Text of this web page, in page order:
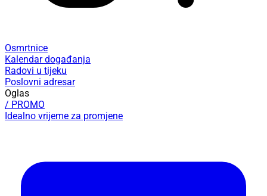
Osmrtnice
Kalendar događanja
Radovi u tijeku
Poslovni adresar
Oglas
/ PROMO
Idealno vrijeme za promjene